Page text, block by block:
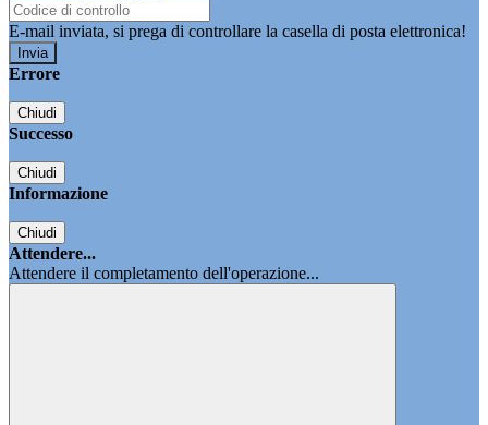
E-mail inviata, si prega di controllare la casella di posta elettronica!
Errore
Chiudi
Successo
Chiudi
Informazione
Chiudi
Attendere...
Attendere il completamento dell'operazione...